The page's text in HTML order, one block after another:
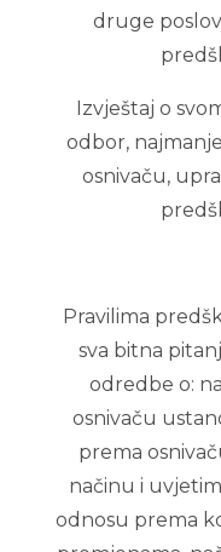
druge
Izvještaj o
odbor,
osnivaču,
Pravilima
sva bitna
odredbe o:
osnivaču
prema
načinu i
odnosu prema